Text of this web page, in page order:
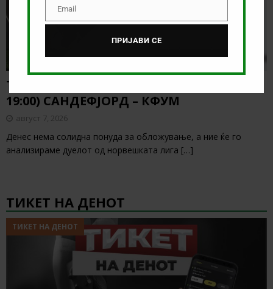
ТИП НА ДЕНОТ (07.08.2026,
19:00) САНДЕФЈОРД – КФУМ
август 7, 2026
Денес нема солидна понуда за обложување, а ние ќе го
анализираме дуелот од норвешката лига […]
ТИКЕТ НА ДЕНОТ
ТИКЕТ НА ДЕНОТ
EmailEmail
ПРИЈАВИ СЕ